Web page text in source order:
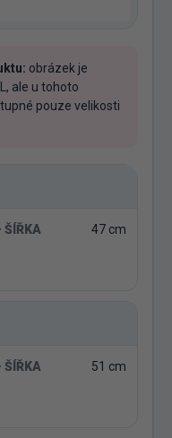
obrázek je
ale u tohoto
pouze velikosti
47 cm
51 cm